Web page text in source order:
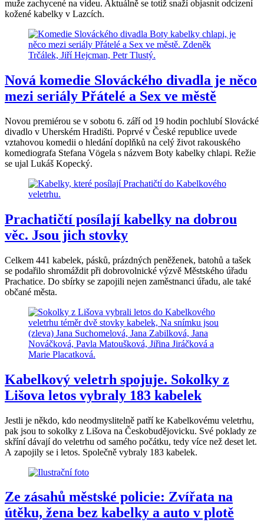
muže zachycené na videu. Aktuálně se totiž snaží objasnit odcizení
kožené kabelky v Lazcích.
Nová komedie Slováckého divadla je něco
mezi seriály Přátelé a Sex ve městě
Novou premiérou se v sobotu 6. září od 19 hodin pochlubí Slovácké
divadlo v Uherském Hradišti. Poprvé v České republice uvede
vztahovou komedii o hledání doplňků na celý život rakouského
komediografa Stefana Vögela s názvem Boty kabelky chlapi. Režie
se ujal Lukáš Kopecký.
Prachatičtí posílají kabelky na dobrou
věc. Jsou jich stovky
Celkem 441 kabelek, pásků, prázdných peněženek, batohů a tašek
se podařilo shromáždit při dobrovolnické výzvě Městského úřadu
Prachatice. Do sbírky se zapojili nejen zaměstnanci úřadu, ale také
občané města.
Kabelkový veletrh spojuje. Sokolky z
Lišova letos vybraly 183 kabelek
Jestli je někdo, kdo neodmyslitelně patří ke Kabelkovému veletrhu,
pak jsou to sokolky z Lišova na Českobudějovicku. Své poklady ze
skříní dávají do veletrhu od samého počátku, tedy více než deset let.
A zapojily se i letos. Společně vybraly 183 kabelek.
Ze zásahů městské policie: Zvířata na
útěku, žena bez kabelky a auto v plotě